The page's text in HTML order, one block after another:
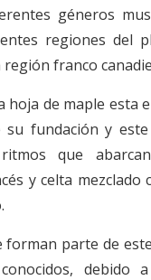
géneros
regiones del
franco
hoja de maple esta
su fundación y
que
y celta mezclado
forman parte de
debido